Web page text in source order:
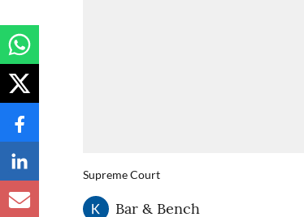
Supreme Court
Bar & Bench